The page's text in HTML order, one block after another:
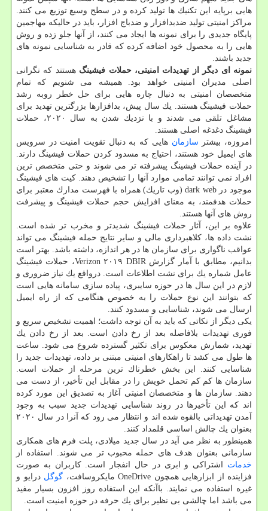
هایی برپایه این تكنیك ها تولید كرده و در سطح وسیع توزیع می كنند.
مراكز امنیتی تولید ضدبدافزار و ضدباج افزار، باید در حالیكه مهاجمین
پایگاه جدیدی را برای نمونه ها ایجاد می كنند، از آنها جلو زده و روش
هایی را به محصول خود اضافه كرده كه قادر به شناسایی نمونه های
جدید باشند.
نمونه ای دیگر از تهدیدات امنیتی، حملات فیشینگ هستند كه نگرانی
اصلی مدیران امنیتی خواهد بود. همیشه می شنویم كه تمام
متخصصان امنیتی به دنبال چاره هایی برای حل خطر روبه رشد
حملات فیشینگ هستند. یك سال پیش، بدافزارها بزرگترین تهدید برای
مشاغل تلقی می شدند و با نزدیك شدن به سال ۲۰۲۰، حملات
فیشینگ دغدغه اصلی هستند.
امروزه، بیشتر سازمان هایی كه به دنبال تقویت امنیت در سرویس
های ایمیل خود هستند، احتیاج به مسدود كردن حملات فیشینگ دارند.
در آینده حملات فیشینگ پیشرفته تر می شوند و حتی متخصص ترین
افراد نمی توانند تمامی موارد آنها را تشخیص دهند. كیت های فیشینگ
موجود در dark web (وب تاریك) همراه با فهرست مدارك معتبر برای
حملات هدفمند، به معنای افزایش حجم حملات فیشینگ و پیشرفت
روش های آنها هستند.
علاوه بر این، آثار حملات فیشینگ شدیدتر و مخرب تر شده است.
نشت داده ها، كلاهبرداری مالی و سایر نتایج حمله فیشینگ می تواند
عواقب ناگواری برای سازمان ها در هر اندازه، داشته باشد. بهتر است
بدانیم، مطابق با آمار گزارش Verizon ۲۰۱۹ DBIR، حملات فیشینگ
عامل شماره یك برای نشت اطلاعات است. درواقع یك نیاز ضروری و
لازم در این سال ها در حوزه سایبری، پیاده سازی سامانه هایی است
كه بتوانند این نوع حملات را به خصوص هنگامی كه از راه ایمیل
ارسال می شوند، شناسایی و مسدود كنند.
یكی دیگر از نكاتی كه باید به آن توجه داشت؛ اهمیت تشخیص سریع و
فوری تهدیدات بلافاصله بعد از رخ دادن است. بعد از رخ دادن یك
تهدید، شمارش معكوس برای تكثیر گسترده شروع می شود. ساعت
ها طول می كشد تا راهكارهای امنیتی مبتنی بر داده، تهدیدات جدید را
شناسایی كنند. این بخش خطرناك ترین مرحله از حملات است.
سازمان ها كم كم تحمل خویش را در مقابل این تأخیر، از دست می
دهند. سازمان ها و متخصصان امنیتی آغاز به تصدیق این مورد كرده
اند كه این تأخیرها در روند شناسایی تهدیدات جدید سبب به وجود
آمدن تهدیداتی بالقوه شده اند و انتظار می رود كه آنرا در سال ۲۰۲۰
بعنوان یك چالش اساسی قلمداد كنند.
همینطور به نظر می آید در سال جدید میلادی، پلت فرم های همكاری
سازمانی بعنوان هدف های حمله محبوب تر می شوند. استفاده از
خدمات اشتراكی و ابری در حال انفجار است. كاربران به صورت
فزاینده از ابزارهایی همچون OneDrive مایكروسافت،
گوگل درایو و
غیره استفاده می نمایند. باآنكه این استفاده روز افزون بسیار مفید
می باشد اما چالشی بی نظیر برای یك حرفه در حوزه امنیت است.